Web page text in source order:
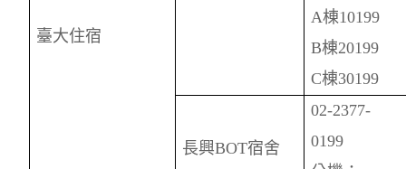
臺大住宿
A棟10199
B棟20199
C棟30199
長興BOT宿舍
02-2377-
0199